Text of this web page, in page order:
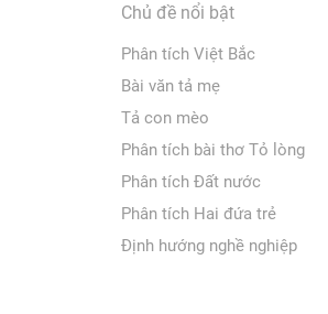
Chủ đề nổi bật
Phân tích Việt Bắc
Bài văn tả mẹ
Tả con mèo
Phân tích bài thơ Tỏ lòng
Phân tích Đất nước
Phân tích Hai đứa trẻ
Định hướng nghề nghiệp